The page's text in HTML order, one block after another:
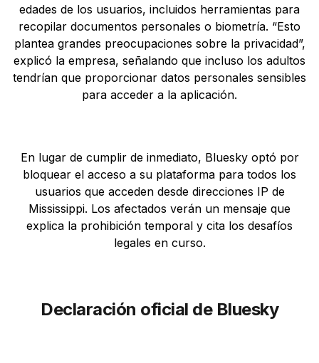
edades de los usuarios, incluidos herramientas para
recopilar documentos personales o biometría. “Esto
plantea grandes preocupaciones sobre la privacidad”,
explicó la empresa, señalando que incluso los adultos
tendrían que proporcionar datos personales sensibles
para acceder a la aplicación.
En lugar de cumplir de inmediato, Bluesky optó por
bloquear el acceso a su plataforma para todos los
usuarios que acceden desde direcciones IP de
Mississippi. Los afectados verán un mensaje que
explica la prohibición temporal y cita los desafíos
legales en curso.
Declaración oficial de Bluesky